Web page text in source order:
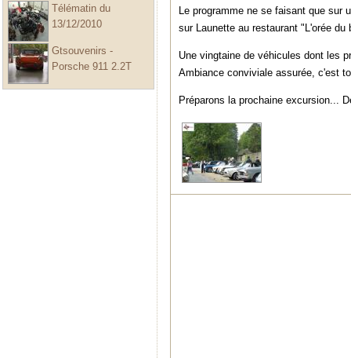
Télématin du
13/12/2010
Gtsouvenirs -
Porsche 911 2.2T
Le programme ne se faisant que sur
sur Launette au restaurant "L'orée du
Une vingtaine de véhicules dont les
Ambiance conviviale assurée, c'est
Préparons la prochaine excursion...